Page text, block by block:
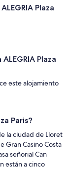
Plaza
Plaza
este alojamiento
Paris?
la ciudad de Lloret
Gran Casino Costa
señorial Can
están a cinco